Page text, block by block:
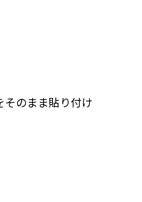
のまま貼り付け